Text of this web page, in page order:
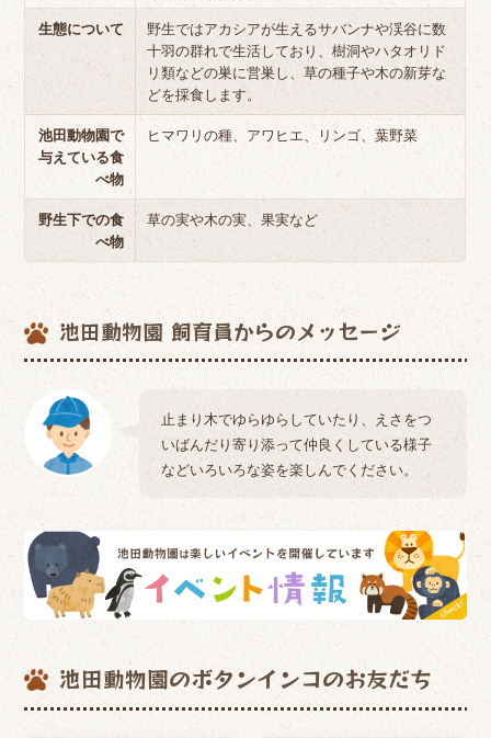
生態について
野生ではアカシアが生えるサバンナや渓谷に数
十羽の群れで生活しており、樹洞やハタオリド
リ類などの巣に営巣し、草の種子や木の新芽な
どを採食します。
池田動物園で
与えている食
べ物
ヒマワリの種、アワヒエ、リンゴ、葉野菜
野生下での食
べ物
草の実や木の実、果実など
池田動物園 飼育員からのメッセージ
止まり木でゆらゆらしていたり、えさをつ
いばんだり寄り添って仲良くしている様子
などいろいろな姿を楽しんでください。
池田動物園のボタンインコのお友だち